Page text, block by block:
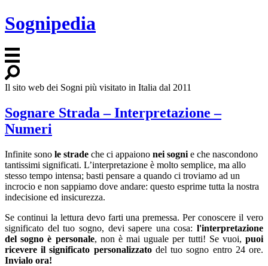
Sognipedia
Il sito web dei Sogni più visitato in Italia dal 2011
Sognare Strada – Interpretazione –
Numeri
Infinite sono le strade che ci appaiono nei sogni e che nascondono
tantissimi significati. L’interpretazione è molto semplice, ma allo
stesso tempo intensa; basti pensare a quando ci troviamo ad un
incrocio e non sappiamo dove andare: questo esprime tutta la nostra
indecisione ed insicurezza.
Se continui la lettura devo farti una premessa. Per conoscere il vero
significato del tuo sogno, devi sapere una cosa: l'interpretazione
del sogno è personale, non è mai uguale per tutti! Se vuoi, puoi
ricevere il significato personalizzatodel tuo sogno entro 24 ore.
Invialo ora!